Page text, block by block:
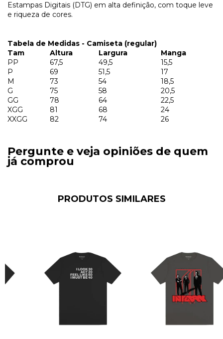
Estampas Digitais (DTG) em alta definição, com toque leve
e riqueza de cores.
Tabela de Medidas - Camiseta (regular)
Tam
Altura Largura
Manga
PP
67,5 49,5
15,5
P
69 51,5
17
M
73 54
18,5
G
75 58
20,5
GG
78 64
22,5
XGG
81 68
24
XXGG
82 74 26
Pergunte e veja opiniões de quem
já comprou
PRODUTOS SIMILARES